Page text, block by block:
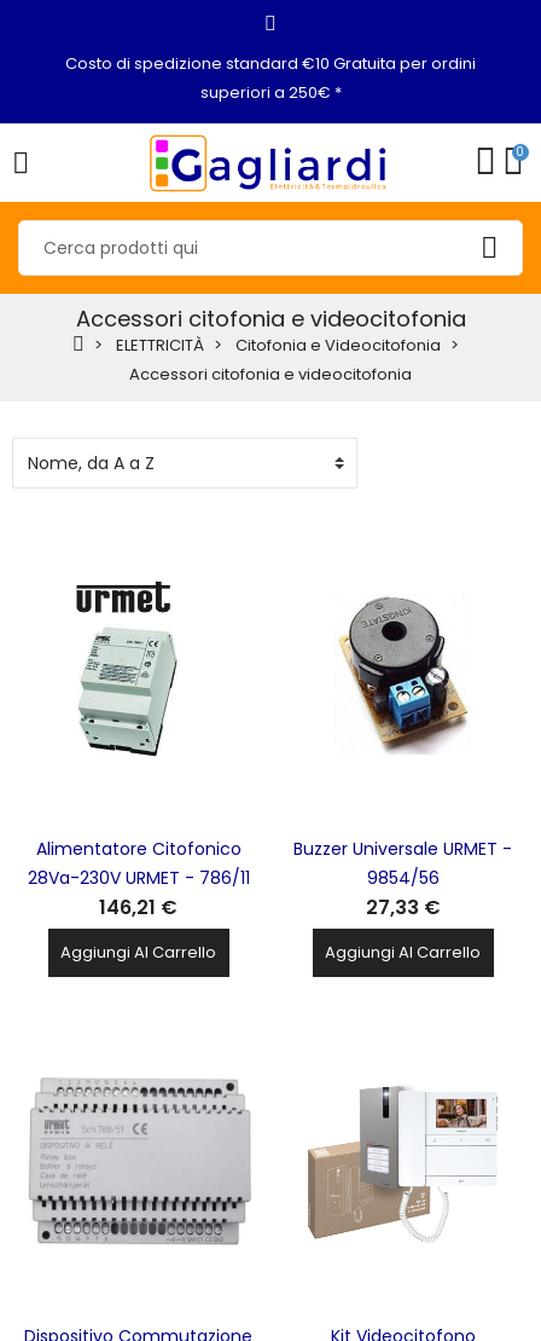
Costo di spedizione standard €10 Gratuita per ordini
superiori a 250€ *
0
Accessori citofonia e videocitofonia
ELETTRICITÀ
Citofonia e Videocitofonia
Accessori citofonia e videocitofonia
Alimentatore Citofonico
28Va-230V URMET - 786/11
146,21 €
Aggiungi Al Carrello
Buzzer Universale URMET -
9854/56
27,33 €
Aggiungi Al Carrello
Dispositivo Commutazione
Kit Videocitofono